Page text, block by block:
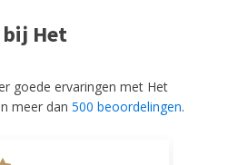
Het
goede ervaringen met Het
meer dan 500 beoordelingen.